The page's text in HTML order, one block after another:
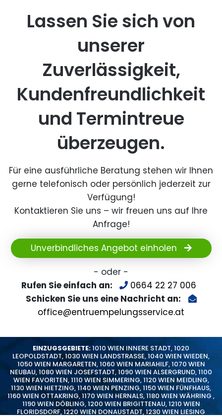
Lassen Sie sich von
unserer
Zuverlässigkeit,
Kundenfreundlichkeit
und Termintreue
überzeugen.
Für eine ausführliche Beratung stehen wir Ihnen
gerne telefonisch oder persönlich jederzeit zur
Verfügung!
Kontaktieren Sie uns – wir freuen uns auf Ihre
Anfrage!
Unverbindliches Angebot einholen
- oder -
Rufen Sie einfach an:
0664 22 27 006
Schicken Sie uns eine Nachricht an:
office@entruempelungsservice.at
EINZUGSGEBIETE:1010 WIEN INNERE STADT,1020
LEOPOLDSTADT,1030 WIEN LANDSTRASSE,1040 WIEN WIEDEN,
1050 WIEN MARGARETEN,1060 WIEN MARIAHILF,1070 WIEN
NEUBAU,1080 WIEN JOSEFSTADT,1090 WIEN ALSERGRUND,1100
WIEN FAVORITEN,1110 WIEN SIMMERING,1120 WIEN MEIDLING,
1130 WIEN HIETZING,1140 WIEN PENZING,1150 WIEN FÜNFHAUS,
1160 WIEN OTTAKRING,1170 WIEN HERNALS,1180 WIEN WÄHRING ,
1190 WIEN DÖBLING,1200 WIEN BRIGITTENAU,1210 WIEN
FLORIDSDORF,1220 WIEN DONAUSTADT,1230 WIEN LIESING